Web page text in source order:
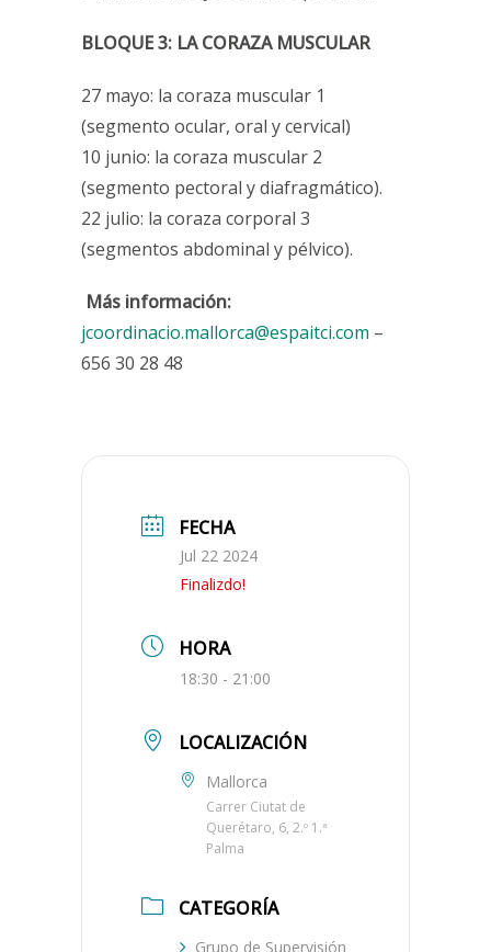
BLOQUE 3: LA CORAZA MUSCULAR
27 mayo: la coraza muscular 1
(segmento ocular, oral y cervical)
10 junio: la coraza muscular 2
(segmento pectoral y diafragmático).
22 julio: la coraza corporal 3
(segmentos abdominal y pélvico).
Más información:
jcoordinacio.mallorca@espaitci.com –
656 30 28 48
FECHA
Jul 22 2024
Finalizdo!
HORA
18:30 - 21:00
LOCALIZACIÓN
Mallorca
Carrer Ciutat de
Querétaro, 6, 2.º 1.ª
Palma
CATEGORÍA
Grupo de Supervisión